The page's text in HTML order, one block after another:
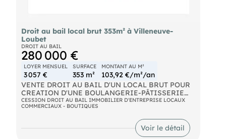
Loubet, dans une zone commerciale attractive
offrant une forte fréquentation et une excellente
accessibilité.
Disponible immédiatement.
Droit au bail local brut 353m² à Villeneuve-
Loubet
DROIT AU BAIL
280 000 €
LOYER MENSUEL
3 057 €
SURFACE
353 m²
MONTANT AU M²
103,92 €/m²/an
VENTE DROIT AU BAIL D'UN LOCAL BRUT POUR
CREATION D'UNE BOULANGERIE-PÂTISSERIE
OU D'UN RESTAURANT-CAFE-BAR +
APPARTEMENT ET CAVE Local "brut" de plus de
130 m² en rdc + appt 115 m² à réagencer pour
création d'une boulangerie-pâtisserie ou d'un
restaurant. Tableau électrique adapté pour
CESSION DROIT AU BAIL IMMOBILIER D'ENTREPRISE LOCAUX
COMMERCIAUX - BOUTIQUES
Voir le détail